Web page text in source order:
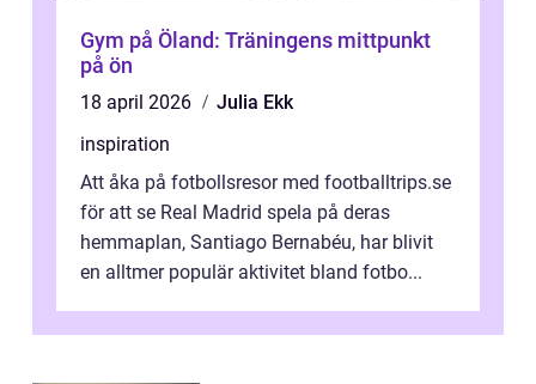
Gym på Öland: Träningens mittpunkt
på ön
18 april 2026
Julia Ekk
inspiration
Att åka på fotbollsresor med footballtrips.se
för att se Real Madrid spela på deras
hemmaplan, Santiago Bernabéu, har blivit
en alltmer populär aktivitet bland fotbo...